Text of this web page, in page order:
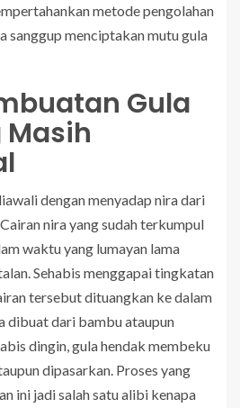
metode pengolahan
sanggup menciptakan mutu gula
Gula
Masih
dengan menyadap nira dari
nira yang sudah terkumpul
waktu yang lumayan lama
Sehabis menggapai tingkatan
tersebut dituangkan ke dalam
dibuat dari bambu ataupun
dingin, gula hendak membeku
dipasarkan. Proses yang
ini jadi salah satu alibi kenapa